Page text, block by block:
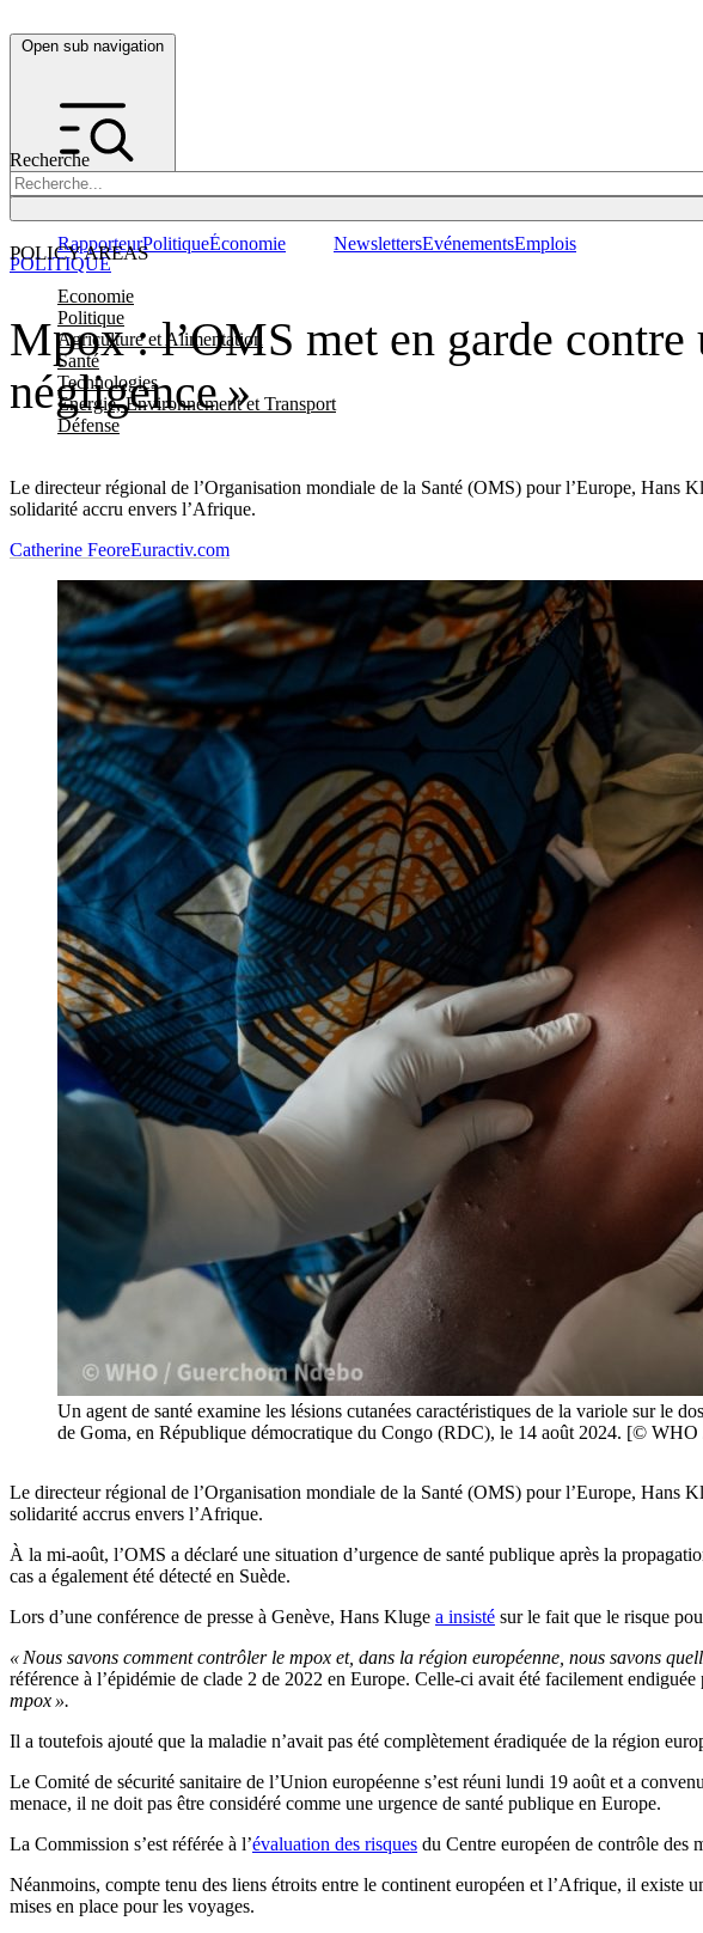
Open sub navigation
Recherche
POLICY AREAS
Economie
Politique
Agriculture et Alimentation
Santé
Technologies
Energie, Environnement et Transport
Défense
RapporteurPolitiqueÉconomie NewslettersEvénementsEmplois
Mpox : l’OMS met en garde
négligence »
Le directeur régional de l’Organisation mondiale de la Santé (OMS) pour l’Europe, Hans
solidarité accru envers l’Afrique.
POLITIQUE
Catherine FeoreEuractiv.com
Un agent de santé examine les lésions cutanées caractéristiques de la variole sur le
de Goma, en République démocratique du Congo (RDC), le 14 août 2024. [©
Le directeur régional de l’Organisation mondiale de la Santé (OMS) pour l’Europe, Hans
solidarité accrus envers l’Afrique.
À la mi-août, l’OMS a déclaré une situation d’urgence de santé publique après la
cas a également été détecté en Suède.
Lors d’une conférence de presse à Genève, Hans Kluge a insisté sur le fait que le risque
« Nous savons comment contrôler le mpox et, dans la région européenne, nous savons
référence à l’épidémie de clade 2 de 2022 en Europe. Celle-ci avait été facilement endiguée
mpox ».
Il a toutefois ajouté que la maladie n’avait pas été complètement éradiquée de la région
Le Comité de sécurité sanitaire de l’Union européenne s’est réuni lundi 19 août et a
menace, il ne doit pas être considéré comme une urgence de santé publique en Europe.
La Commission s’est référée à l’évaluation des risques du Centre européen de contrôle des
Néanmoins, compte tenu des liens étroits entre le continent européen et l’Afrique, il existe
mises en place pour les voyages.